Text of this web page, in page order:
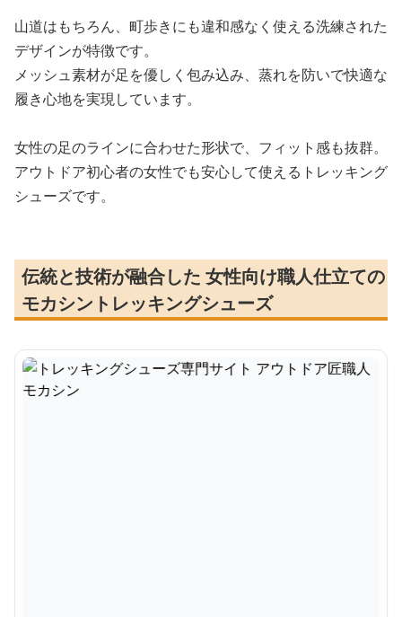
山道はもちろん、町歩きにも違和感なく使える洗練された
デザインが特徴です。
メッシュ素材が足を優しく包み込み、蒸れを防いで快適な
履き心地を実現しています。
女性の足のラインに合わせた形状で、フィット感も抜群。
アウトドア初心者の女性でも安心して使えるトレッキング
シューズです。
伝統と技術が融合した 女性向け職人仕立ての
モカシントレッキングシューズ